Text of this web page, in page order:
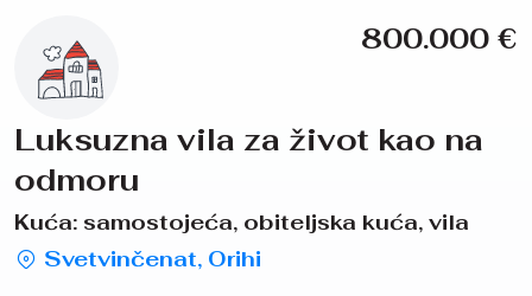
800.000 €
Luksuzna vila za život kao na
odmoru
Kuća: samostojeća, obiteljska kuća, vila
Svetvinčenat, Orihi